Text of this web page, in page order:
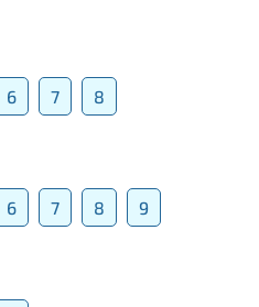
6 7
8
6 7 8
9